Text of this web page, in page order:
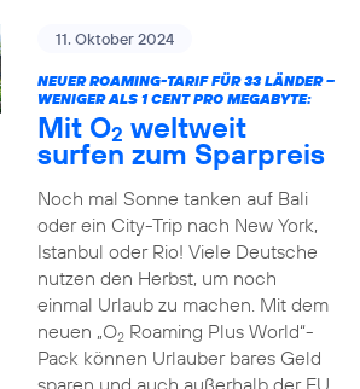
11. Oktober 2024
NEUER ROAMING-TARIF FÜR 33 LÄNDER –
WENIGER ALS 1 CENT PRO MEGABYTE:
Mit O2 weltweit
surfen zum Sparpreis
Noch mal Sonne tanken auf Bali
oder ein City-Trip nach New York,
Istanbul oder Rio! Viele Deutsche
nutzen den Herbst, um noch
einmal Urlaub zu machen. Mit dem
neuen „O2Roaming Plus World“-
Pack können Urlauber bares Geld
sparen und auch außerhalb der EU